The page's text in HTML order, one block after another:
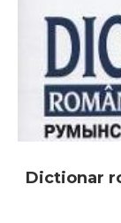
Dictionar